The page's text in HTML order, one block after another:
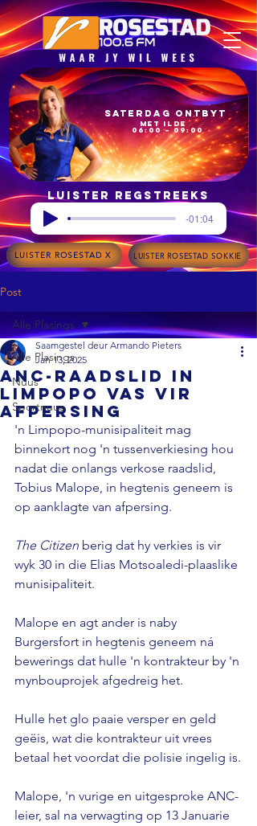
06:00 – 09:00
met Ilde
Saterdag Ontbyt
Luister regstreeks
-01:04
LUISTER ROSESTAD X LUISTER ROSESTAD SOKKIE
Post
Alle Plasings
Nuus
Sportnuus
Alle Plasings
ANC-raadslid in
Limpopo vas vir
afpersing
Saamgestel deur Armando Pieters
Jan 13, 2025
'n Limpopo-munisipaliteit mag
binnekort nog 'n tussenverkiesing hou
nadat die onlangs verkose raadslid,
Tobius Malope, in hegtenis geneem is
op aanklagte van afpersing.
The Citizen berig dat hy verkies is vir
wyk 30 in die Elias Motsoaledi-plaaslike
munisipaliteit.
Malope en agt ander is naby
Burgersfort in hegtenis geneem ná
bewerings dat hulle 'n kontrakteur by 'n
mynbouprojek afgedreig het.
Hulle het glo paaie versper en geld
geëis, wat die kontrakteur uit vrees
betaal het voordat die polisie ingelig is.
Malope, 'n vurige en uitgesproke ANC-
leier, sal na verwagting op 13 Januarie